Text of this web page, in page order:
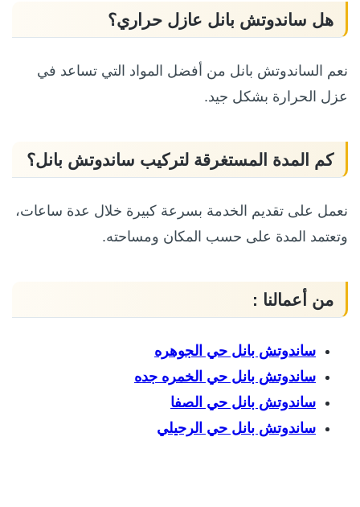
هل ساندوتش بانل عازل حراري؟
نعم الساندوتش بانل من أفضل المواد التي تساعد في
عزل الحرارة بشكل جيد.
كم المدة المستغرقة لتركيب ساندوتش بانل؟
نعمل على تقديم الخدمة بسرعة كبيرة خلال عدة ساعات،
وتعتمد المدة على حسب المكان ومساحته.
من أعمالنا :
ساندوتش بانل حي الجوهره
ساندوتش بانل حي الخمره جده
ساندوتش بانل حي الصفا
ساندوتش بانل حي الرحيلي